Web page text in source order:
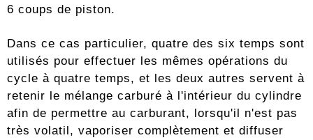
6 coups de piston.
Dans ce cas particulier, quatre des six temps sont
utilisés pour effectuer les mêmes opérations du
cycle à quatre temps, et les deux autres servent à
retenir le mélange carburé à l'intérieur du cylindre
afin de permettre au carburant, lorsqu'il n'est pas
très volatil, vaporiser complètement et diffuser